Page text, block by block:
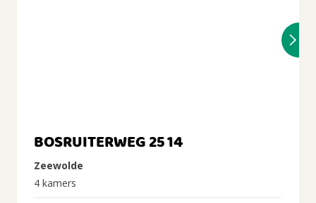
BOSRUITERWEG 25 14
Zeewolde
4 kamers